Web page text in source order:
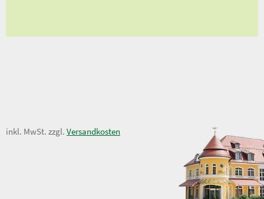
10,50 €
inkl. MwSt. zzgl. Versandkosten